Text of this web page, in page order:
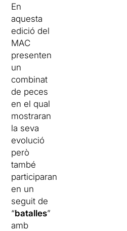
En
aquesta
edició del
MAC
presenten
un
combinat
de peces
en el qual
mostraran
la seva
evolució
però
també
participaran
en un
seguit de
“batalles”
amb